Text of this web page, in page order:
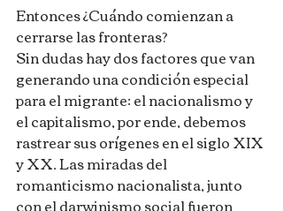
Entonces ¿Cuándo comienzan a
cerrarse las fronteras?
Sin dudas hay dos factores que van
generando una condición especial
para el migrante: el nacionalismo y
el capitalismo, por ende, debemos
rastrear sus orígenes en el siglo XIX
y XX. Las miradas del
romanticismo nacionalista, junto
con el darwinismo social fueron